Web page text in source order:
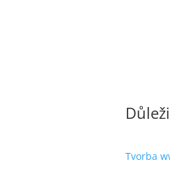
Tvorba